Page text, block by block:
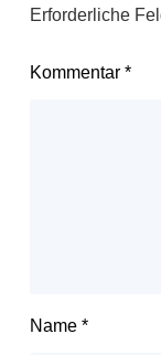
Erforderliche
Kommentar *
Name *